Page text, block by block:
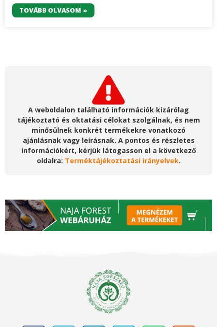
TOVÁBB OLVASOM »
A weboldalon található információk kizárólag
tájékoztató és oktatási célokat szolgálnak, és nem
minősülnek konkrét termékekre vonatkozó
ajánlásnak vagy leírásnak. A pontos és részletes
információkért, kérjük látogasson el a következő
oldalra: Terméktájékoztatási irányelvek.